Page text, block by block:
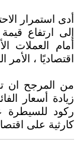
أدى استمرار
إلى ارتفاع
أمام العملات
اقتصاديًا ،
من المرجح ان
زيادة أسعار
ركود للسيطرة
كارثية على